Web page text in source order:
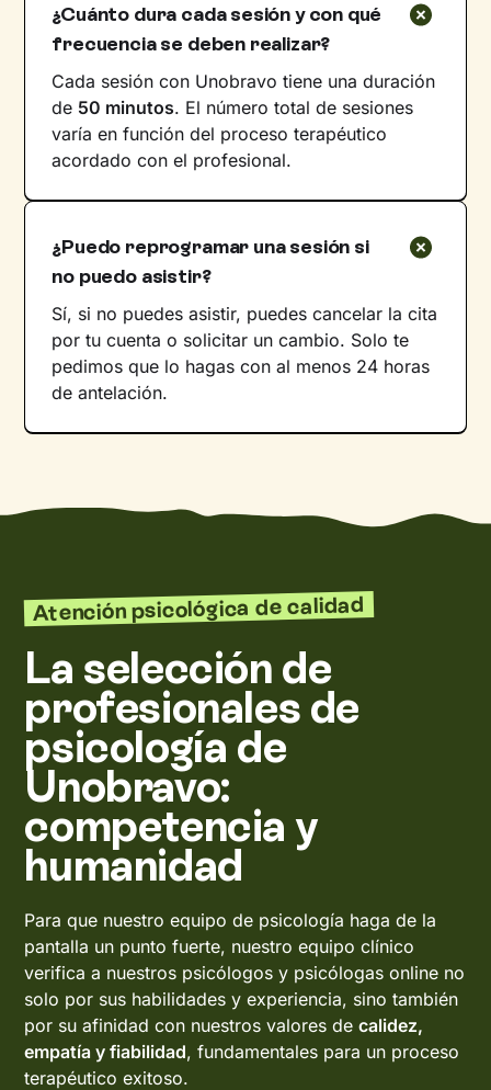
¿Cuánto dura cada sesión y con qué
frecuencia se deben realizar?
Cada sesión con Unobravo tiene una duración
de 50 minutos. El número total de sesiones
varía en función del proceso terapéutico
acordado con el profesional.
¿Puedo reprogramar una sesión si
no puedo asistir?
Sí, si no puedes asistir, puedes cancelar la cita
por tu cuenta o solicitar un cambio. Solo te
pedimos que lo hagas con al menos 24 horas
de antelación.
Atención psicológica de calidad
La selección de
profesionales de
psicología de
Unobravo:
competencia y
humanidad
Para que nuestro equipo de psicología haga de la
pantalla un punto fuerte, nuestro equipo clínico
verifica a nuestros psicólogos y psicólogas online no
solo por sus habilidades y experiencia, sino también
por su afinidad con nuestros valores decalidez,
empatía y fiabilidad, fundamentales para un proceso
terapéutico exitoso.